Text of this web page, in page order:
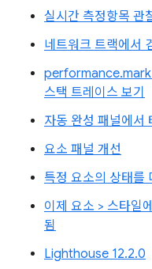
실시간 측정항목 관
네트워크 트랙에서
스택 트레이스 보기
자동 완성 패널에서
요소 패널 개선
특정 요소의 상태를
이제 요소 > 스타일
됨
Lighthouse 12.2.0